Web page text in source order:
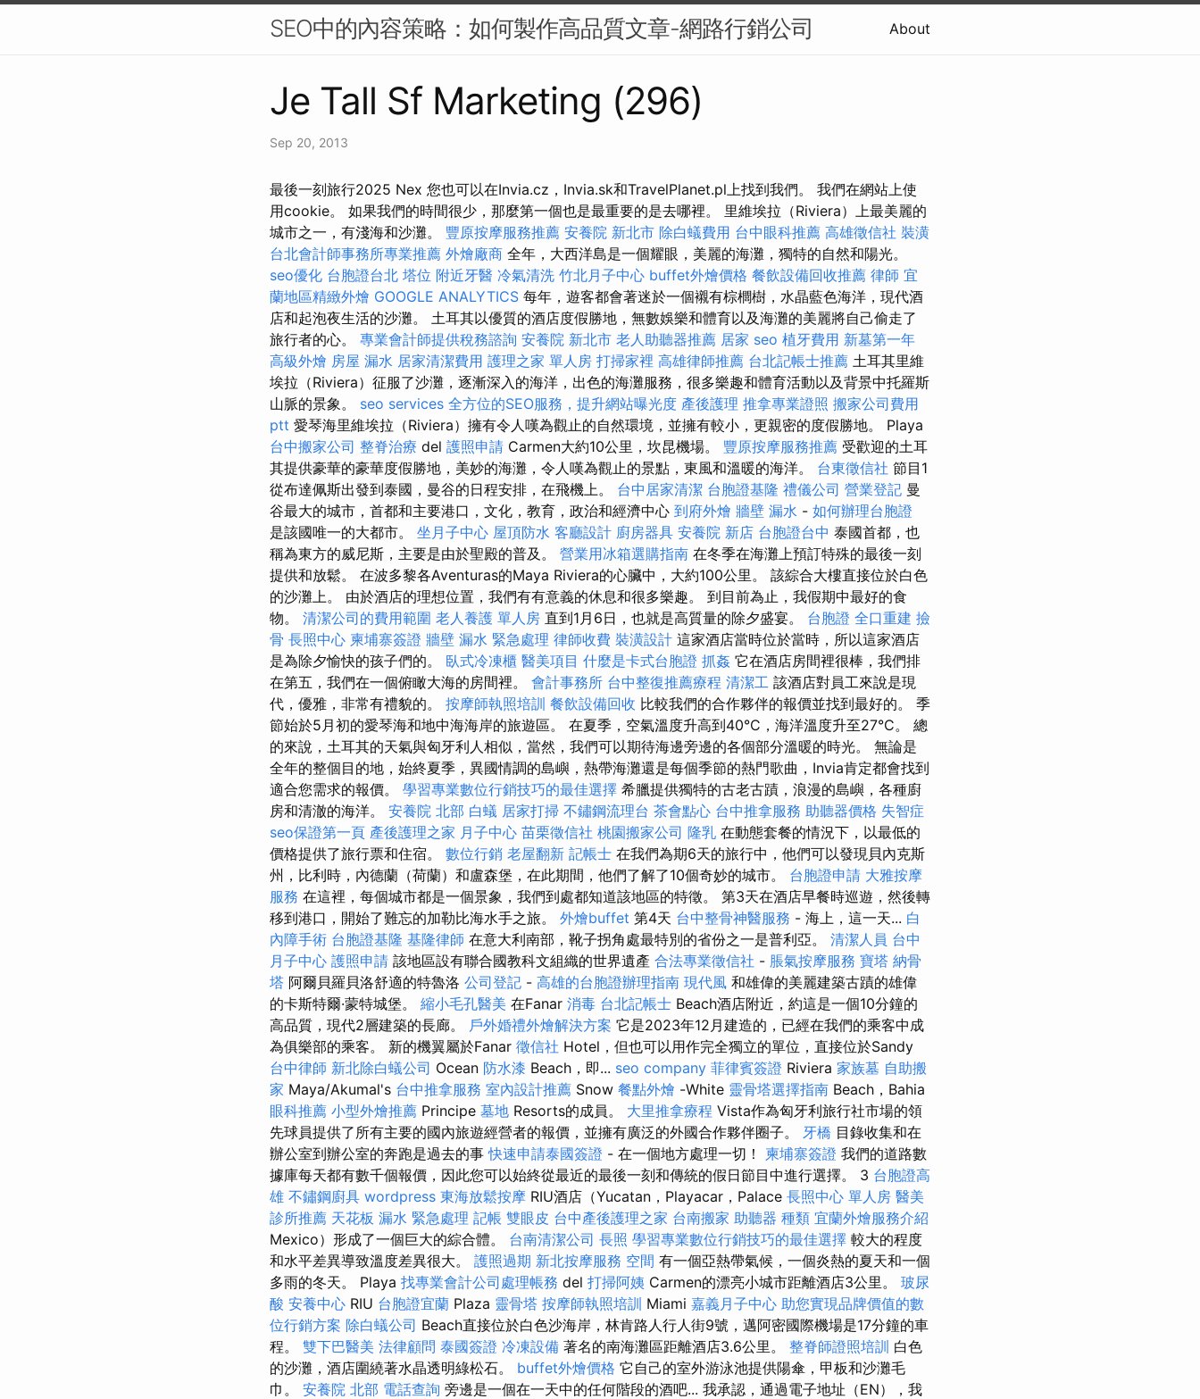
SEO中的內容策略：如何製作高品質文章-網路行銷公司 About
Je Tall Sf Marketing (296)
Sep 20, 2013
最後一刻旅行2025 Nex 您也可以在Invia.cz，Invia.sk和TravelPlanet.pl上找到我們。 我們在網站上使
用cookie。 如果我們的時間很少，那麼第一個也是最重要的是去哪裡。 里維埃拉（Riviera）上最美麗的
城市之一，有淺海和沙灘。 豐原按摩服務推薦 安養院 新北市 除白蟻費用 台中眼科推薦 高雄徵信社 裝潢
台北會計師事務所專業推薦 外燴廠商 全年，大西洋島是一個耀眼，美麗的海灘，獨特的自然和陽光。
seo優化 台胞證台北 塔位 附近牙醫 冷氣清洗 竹北月子中心 buffet外燴價格 餐飲設備回收推薦 律師 宜
蘭地區精緻外燴 GOOGLE ANALYTICS 每年，遊客都會著迷於一個襯有棕櫚樹，水晶藍色海洋，現代酒
店和起泡夜生活的沙灘。 土耳其以優質的酒店度假勝地，無數娛樂和體育以及海灘的美麗將自己偷走了
旅行者的心。 專業會計師提供稅務諮詢 安養院 新北市 老人助聽器推薦 居家 seo 植牙費用 新墓第一年
高級外燴 房屋 漏水 居家清潔費用 護理之家 單人房 打掃家裡 高雄律師推薦 台北記帳士推薦 土耳其里維
埃拉（Riviera）征服了沙灘，逐漸深入的海洋，出色的海灘服務，很多樂趣和體育活動以及背景中托羅斯
山脈的景象。 seo services 全方位的SEO服務，提升網站曝光度 產後護理 推拿專業證照 搬家公司費用
ptt 愛琴海里維埃拉（Riviera）擁有令人嘆為觀止的自然環境，並擁有較小，更親密的度假勝地。 Playa
台中搬家公司 整脊治療 del 護照申請 Carmen大約10公里，坎昆機場。 豐原按摩服務推薦 受歡迎的土耳
其提供豪華的豪華度假勝地，美妙的海灘，令人嘆為觀止的景點，東風和溫暖的海洋。 台東徵信社 節目1
從布達佩斯出發到泰國，曼谷的日程安排，在飛機上。 台中居家清潔 台胞證基隆 禮儀公司 營業登記 曼
谷最大的城市，首都和主要港口，文化，教育，政治和經濟中心 到府外燴 牆壁 漏水 - 如何辦理台胞證
是該國唯一的大都市。 坐月子中心 屋頂防水 客廳設計 廚房器具 安養院 新店 台胞證台中 泰國首都，也
稱為東方的威尼斯，主要是由於聖殿的普及。 營業用冰箱選購指南 在冬季在海灘上預訂特殊的最後一刻
提供和放鬆。 在波多黎各Aventuras的Maya Riviera的心臟中，大約100公里。 該綜合大樓直接位於白色
的沙灘上。 由於酒店的理想位置，我們有有意義的休息和很多樂趣。 到目前為止，我假期中最好的食
物。 清潔公司的費用範圍 老人養護 單人房 直到1月6日，也就是高質量的除夕盛宴。 台胞證 全口重建 撿
骨 長照中心 柬埔寨簽證 牆壁 漏水 緊急處理 律師收費 裝潢設計 這家酒店當時位於當時，所以這家酒店
是為除夕愉快的孩子們的。 臥式冷凍櫃 醫美項目 什麼是卡式台胞證 抓姦 它在酒店房間裡很棒，我們排
在第五，我們在一個俯瞰大海的房間裡。 會計事務所 台中整復推薦療程 清潔工 該酒店對員工來說是現
代，優雅，非常有禮貌的。 按摩師執照培訓 餐飲設備回收 比較我們的合作夥伴的報價並找到最好的。 季
節始於5月初的愛琴海和地中海海岸的旅遊區。 在夏季，空氣溫度升高到40°C，海洋溫度升至27°C。 總
的來說，土耳其的天氣與匈牙利人相似，當然，我們可以期待海邊旁邊的各個部分溫暖的時光。 無論是
全年的整個目的地，始終夏季，異國情調的島嶼，熱帶海灘還是每個季節的熱門歌曲，Invia肯定都會找到
適合您需求的報價。 學習專業數位行銷技巧的最佳選擇 希臘提供獨特的古老古蹟，浪漫的島嶼，各種廚
房和清澈的海洋。 安養院 北部 白蟻 居家打掃 不鏽鋼流理台 茶會點心 台中推拿服務 助聽器價格 失智症
seo保證第一頁 產後護理之家 月子中心 苗栗徵信社 桃園搬家公司 隆乳 在動態套餐的情況下，以最低的
價格提供了旅行票和住宿。 數位行銷 老屋翻新 記帳士 在我們為期6天的旅行中，他們可以發現貝內克斯
州，比利時，內德蘭（荷蘭）和盧森堡，在此期間，他們了解了10個奇妙的城市。 台胞證申請 大雅按摩
服務 在這裡，每個城市都是一個景象，我們到處都知道該地區的特徵。 第3天在酒店早餐時巡遊，然後轉
移到港口，開始了難忘的加勒比海水手之旅。 外燴buffet 第4天 台中整骨神醫服務 - 海上，這一天... 白
內障手術 台胞證基隆 基隆律師 在意大利南部，靴子拐角處最特別的省份之一是普利亞。 清潔人員 台中
月子中心 護照申請 該地區設有聯合國教科文組織的世界遺產 合法專業徵信社 - 脹氣按摩服務 寶塔 納骨
塔 阿爾貝羅貝洛舒適的特魯洛 公司登記 - 高雄的台胞證辦理指南 現代風 和雄偉的美麗建築古蹟的雄偉
的卡斯特爾·蒙特城堡。 縮小毛孔醫美 在Fanar 消毒 台北記帳士 Beach酒店附近，約這是一個10分鐘的
高品質，現代2層建築的長廊。 戶外婚禮外燴解決方案 它是2023年12月建造的，已經在我們的乘客中成
為俱樂部的乘客。 新的機翼屬於Fanar 徵信社 Hotel，但也可以用作完全獨立的單位，直接位於Sandy
台中律師 新北除白蟻公司 Ocean 防水漆 Beach，即... seo company 菲律賓簽證 Riviera 家族墓 自助搬
家 Maya/Akumal's 台中推拿服務 室內設計推薦 Snow 餐點外燴 -White 靈骨塔選擇指南 Beach，Bahia
眼科推薦 小型外燴推薦 Principe 墓地 Resorts的成員。 大里推拿療程 Vista作為匈牙利旅行社市場的領
先球員提供了所有主要的國內旅遊經營者的報價，並擁有廣泛的外國合作夥伴圈子。 牙橋 目錄收集和在
辦公室到辦公室的奔跑是過去的事快速申請泰國簽證 - 在一個地方處理一切！ 柬埔寨簽證 我們的道路數
據庫每天都有數千個報價，因此您可以始終從最近的最後一刻和傳統的假日節目中進行選擇。 3 台胞證高
雄 不鏽鋼廚具 wordpress 東海放鬆按摩 RIU酒店（Yucatan，Playacar，Palace 長照中心 單人房 醫美
診所推薦 天花板 漏水 緊急處理 記帳 雙眼皮 台中產後護理之家 台南搬家 助聽器 種類 宜蘭外燴服務介紹
Mexico）形成了一個巨大的綜合體。 台南清潔公司 長照 學習專業數位行銷技巧的最佳選擇 較大的程度
和水平差異導致溫度差異很大。 護照過期 新北按摩服務 空間 有一個亞熱帶氣候，一個炎熱的夏天和一個
多雨的冬天。 Playa 找專業會計公司處理帳務 del 打掃阿姨 Carmen的漂亮小城市距離酒店3公里。 玻尿
酸 安養中心 RIU 台胞證宜蘭 Plaza 靈骨塔 按摩師執照培訓 Miami 嘉義月子中心 助您實現品牌價值的數
位行銷方案 除白蟻公司 Beach直接位於白色沙海岸，林肯路人行人街9號，邁阿密國際機場是17分鐘的車
程。 雙下巴醫美 法律顧問 泰國簽證 冷凍設備 著名的南海灘區距離酒店3.6公里。 整脊師證照培訓 白色
的沙灘，酒店圍繞著水晶透明綠松石。 buffet外燴價格 它自己的室外游泳池提供陽傘，甲板和沙灘毛
巾。 安養院 北部 電話查詢 旁邊是一個在一天中的任何階段的酒吧... 我承認，通過電子地址（EN），我